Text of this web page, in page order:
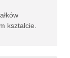
kształcie.